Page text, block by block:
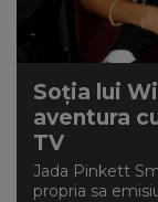
Soția lui
aventura
TV
Jada Pinkett
propria sa